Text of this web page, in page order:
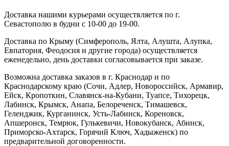
Доставка нашими курьерами осуществляется по г.
Севастополю в будни с 10-00 до 19-00.
Доставка по Крыму (Симферополь, Ялта, Алушта, Алупка,
Евпатория, Феодосия и другие города) осуществляется
еженедельно, день доставки согласовывается при заказе.
Возможна доставка заказов в г. Краснодар и по
Краснодарскому краю (Сочи, Адлер, Новороссийск, Армавир,
Ейск, Кропоткин, Славянск-на-Кубани, Туапсе, Тихорецк,
Лабинск, Крымск, Анапа, Белореченск, Тимашевск,
Геленджик, Курганинск, Усть-Лабинск, Кореновск,
Апшеронск, Темрюк, Гулькевичи, Новокубанск, Абинск,
Приморско-Ахтарск, Горячий Ключ, Хадыженск) по
предварительной договоренности.